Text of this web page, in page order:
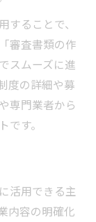
ることで、
審査書類の作
スムーズに進
度の詳細や募
専門業者から
す。
活用できる主
内容の明確化